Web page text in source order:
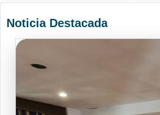
Noticia Destacada